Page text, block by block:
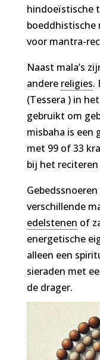
hindoeïstische
boeddhistische
voor mantra-
Naast mala’s
andere religies.
(Tessera ) in het
gebruikt om
misbaha is een
met 99 of 33
bij het reciteren
verschillende
edelstenen of
energetische
alleen een
sieraden met
de drager.